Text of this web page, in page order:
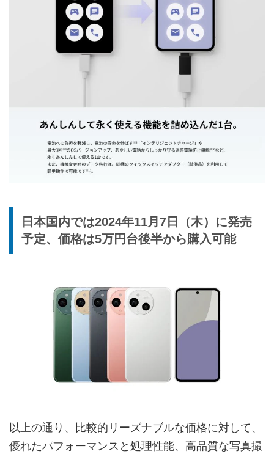
日本国内では2024年11月7日（木）に発売
予定、価格は5万円台後半から購入可能
以上の通り、比較的リーズナブルな価格に対して、
優れたパフォーマンスと処理性能、高品質な写真撮